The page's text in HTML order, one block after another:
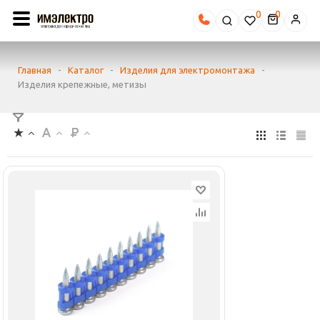
0
Главная - Каталог - Изделия для электромонтажа
-
Изделия крепежные, метизы